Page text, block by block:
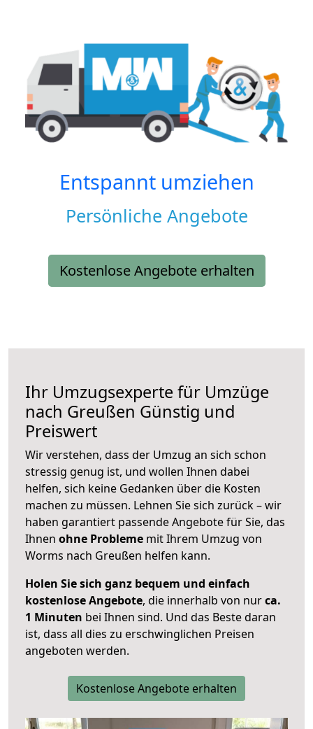
Entspannt umziehen
Persönliche Angebote
Kostenlose Angebote erhalten
Ihr Umzugsexperte für Umzüge
nach Greußen Günstig und
Preiswert
Wir verstehen, dass der Umzug an sich schon
stressig genug ist, und wollen Ihnen dabei
helfen, sich keine Gedanken über die Kosten
machen zu müssen. Lehnen Sie sich zurück – wir
haben garantiert passende Angebote für Sie, das
Ihnen ohne Probleme mit Ihrem Umzug von
Worms nach Greußen helfen kann.
Holen Sie sich ganz bequem und einfach
kostenlose Angebote, die innerhalb von nurca.
1 Minuten bei Ihnen sind. Und das Beste daran
ist, dass all dies zu erschwinglichen Preisen
angeboten werden.
Kostenlose Angebote erhalten